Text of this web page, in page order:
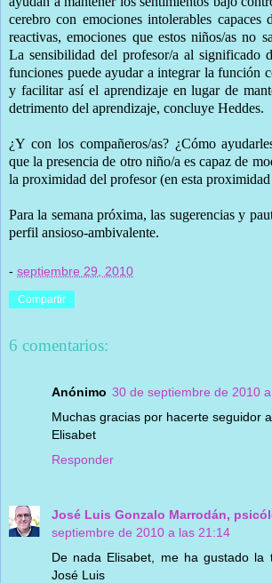
cerebro con emociones intolerables capaces
reactivas, emociones que estos niños/as no
La sensibilidad del profesor/a al significado
funciones puede ayudar a integrar la función
y facilitar así el aprendizaje en lugar de
detrimento del aprendizaje, concluye Heddes.
¿Y con los compañeros/as? ¿Cómo
que la presencia de otro niño/a es capaz de
la proximidad del profesor (en esta
Para la semana próxima, las sugerencias y
perfil ansioso-ambivalente.
- septiembre 29, 2010
Compartir
6 comentarios:
Anónimo 30 de septiembre de 2010
Muchas gracias por hacerte seguidor a
Elisabet
Responder
José Luis Gonzalo Marrodán,
septiembre de 2010 a las 21:14
De nada Elisabet, me ha gustado la
José Luis